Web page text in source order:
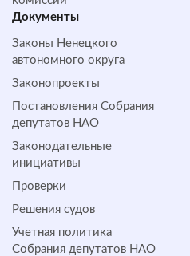
Документы
Законы Ненецкого
автономного округа
Законопроекты
Постановления Собрания
депутатов НАО
Законодательные
инициативы
Проверки
Решения судов
Учетная политика
Собрания депутатов НАО